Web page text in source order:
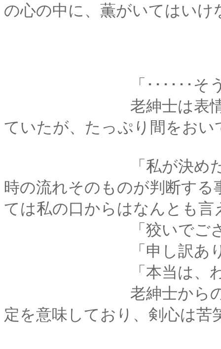
の心の中に、薫がいてはいけ
「･･････そういう
老紳士は表情を動か
ていたが、たっぷり間をお
「私が決めた訳では
時の流れそのものが判断す
ては私の口からはなんとも言
「狡いでござ
「申し訳ありま
「本当は、わかっ
老紳士からの返事は
定を意味しており、剣心は苦